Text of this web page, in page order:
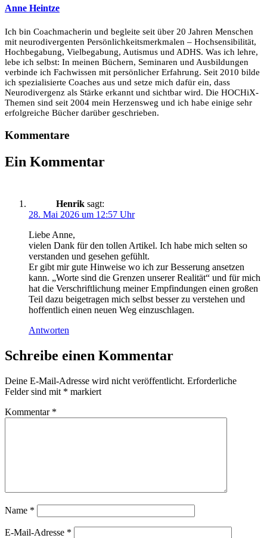
Anne Heintze
Ich bin Coachmacherin und begleite seit über 20 Jahren Menschen
mit neurodivergenten Persönlichkeitsmerkmalen – Hochsensibilität,
Hochbegabung, Vielbegabung, Autismus und ADHS. Was ich lehre,
lebe ich selbst: In meinen Büchern, Seminaren und Ausbildungen
verbinde ich Fachwissen mit persönlicher Erfahrung. Seit 2010 bilde
ich spezialisierte Coaches aus und setze mich dafür ein, dass
Neurodivergenz als Stärke erkannt und sichtbar wird. Die HOCHiX-
Themen sind seit 2004 mein Herzensweg und ich habe einige sehr
erfolgreiche Bücher darüber geschrieben.
Kommentare
Ein Kommentar
Henrik sagt:
28. Mai 2026 um 12:57 Uhr
Liebe Anne,
vielen Dank für den tollen Artikel. Ich habe mich selten so
verstanden und gesehen gefühlt.
Er gibt mir gute Hinweise wo ich zur Besserung ansetzen
kann. „Worte sind die Grenzen unserer Realität“ und für mich
hat die Verschriftlichung meiner Empfindungen einen großen
Teil dazu beigetragen mich selbst besser zu verstehen und
hoffentlich einen neuen Weg einzuschlagen.
Antworten
Schreibe einen Kommentar
Deine E-Mail-Adresse wird nicht veröffentlicht. Erforderliche
Felder sind mit * markiert
Kommentar *
Name *
E-Mail-Adresse *